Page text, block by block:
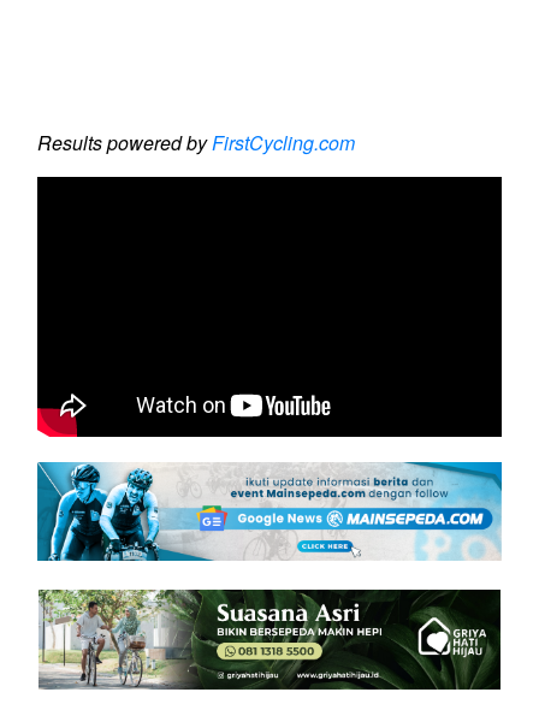
Results powered byFirstCycling.com